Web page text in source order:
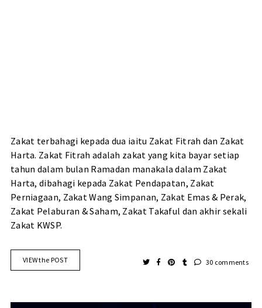
Zakat terbahagi kepada dua iaitu Zakat Fitrah dan Zakat
Harta. Zakat Fitrah adalah zakat yang kita bayar setiap
tahun dalam bulan Ramadan manakala dalam Zakat
Harta, dibahagi kepada Zakat Pendapatan, Zakat
Perniagaan, Zakat Wang Simpanan, Zakat Emas & Perak,
Zakat Pelaburan & Saham, Zakat Takaful dan akhir sekali
Zakat KWSP.
VIEW the POST 30 comments